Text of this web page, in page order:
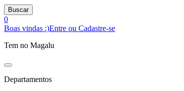
Buscar
0
Boas vindas :)Entre ou Cadastre-se
Tem no Magalu
Departamentos